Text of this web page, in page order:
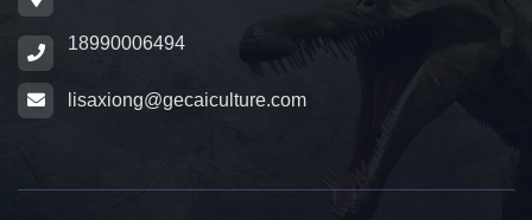
防滑车轮、限速装置及安全扶手，适用于乐
除恐龙相关产品外，公司同时开展仿真动物与
18990006494
lisaxiong@gecaiculture.com